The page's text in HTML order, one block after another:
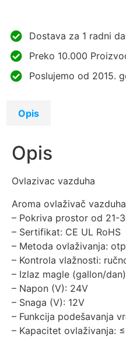
Dostava za 1 radni
Preko 10.000
Poslujemo od 2015.
Opis
Opis
Ovlazivac vazduha
Aroma ovlaživač vazduha
– Pokriva prostor od 21-
– Sertifikat: CE UL RoHS
– Metoda ovlaživanja:
– Kontrola vlažnosti:
– Izlaz magle (gallon/
– Napon (V): 24V
– Snaga (V): 12V
– Funkcija podešavanja
– Kapacitet ovlaživanja: